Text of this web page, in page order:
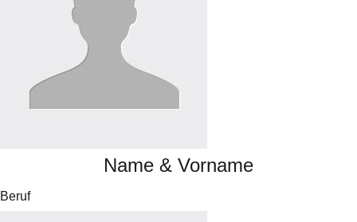
Name & Vorname
Beruf